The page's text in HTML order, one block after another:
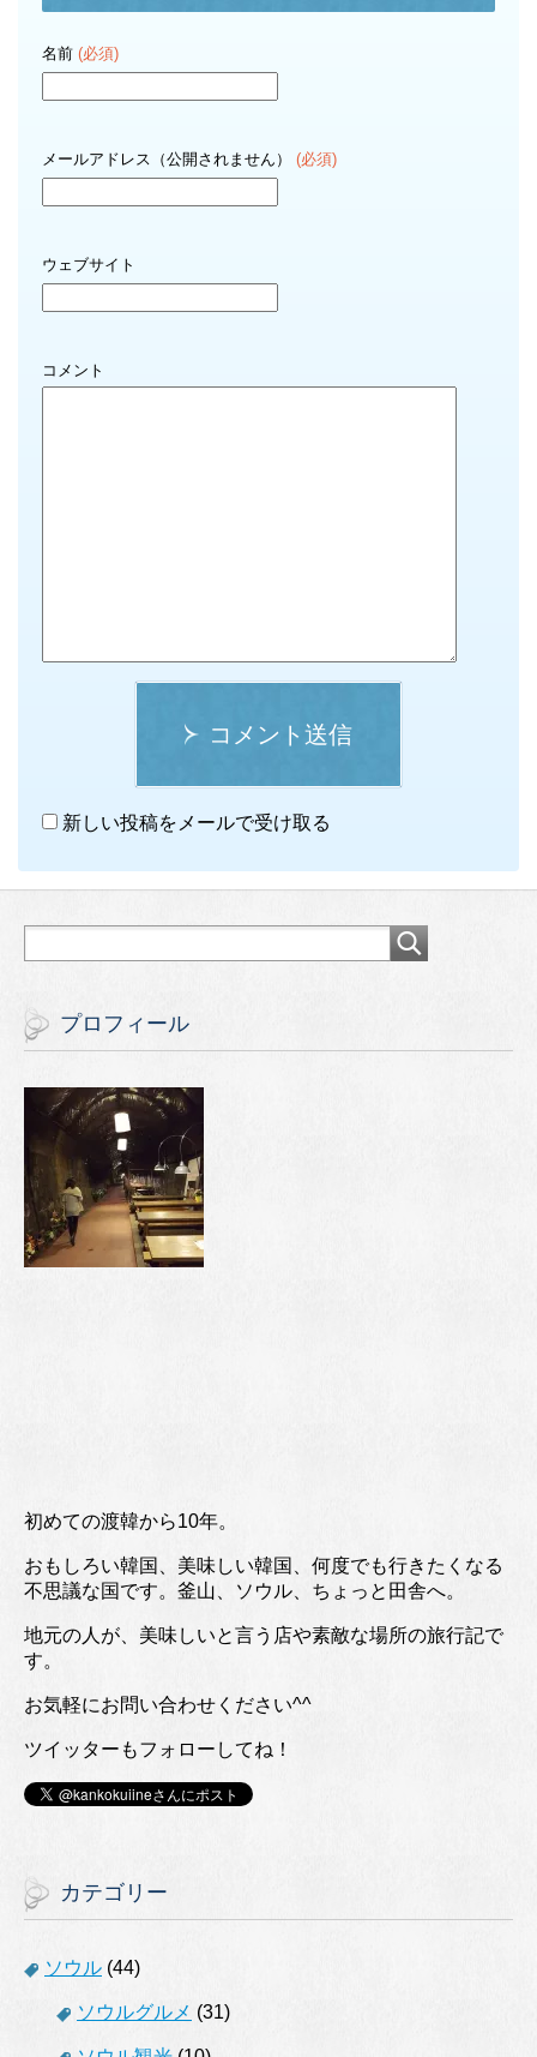
名前 (必須)
メールアドレス（公開されません） (必須)
ウェブサイト
コメント
コメント送信
新しい投稿をメールで受け取る
プロフィール
初めての渡韓から10年。
おもしろい韓国、美味しい韓国、何度でも行きたくなる
不思議な国です。釜山、ソウル、ちょっと田舎へ。
地元の人が、美味しいと言う店や素敵な場所の旅行記で
す。
お気軽にお問い合わせください^^
ツイッターもフォローしてね！
カテゴリー
ソウル (44)
ソウルグルメ (31)